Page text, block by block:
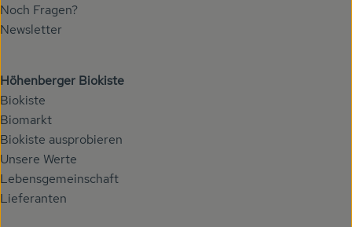
Noch Fragen?
Newsletter
Höhenberger Biokiste
Biokiste
Biomarkt
Biokiste ausprobieren
Unsere Werte
Lebensgemeinschaft
Lieferanten